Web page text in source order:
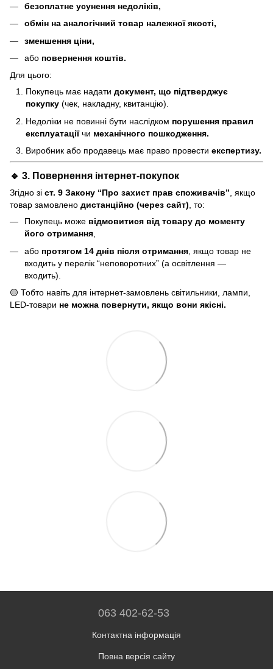
безоплатне усунення недоліків,
обмін на аналогічний товар належної якості,
зменшення ціни,
або повернення коштів.
Для цього:
Покупець має надати документ, що підтверджує
покупку (чек, накладну, квитанцію).
Недоліки не повинні бути наслідком порушення правил
експлуатаціїчи механічного пошкодження.
Виробник або продавець має право провести експертизу.
🔹 3. Повернення інтернет-покупок
Згідно зі ст. 9 Закону “Про захист прав споживачів”, якщо
товар замовлено дистанційно (через сайт), то:
Покупець може відмовитися від товару до моменту
його отримання,
або протягом 14 днів після отримання , якщо товар не
входить у перелік “неповоротних” (а освітлення —
входить).
🟡 Тобто навіть для інтернет-замовлень світильники, лампи,
LED-товари не можна повернути, якщо вони якісні.
063 402-62-53
Контактна інформація
Повна версія сайту